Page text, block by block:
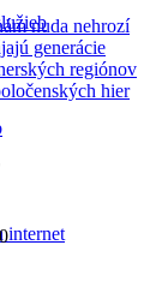
internet